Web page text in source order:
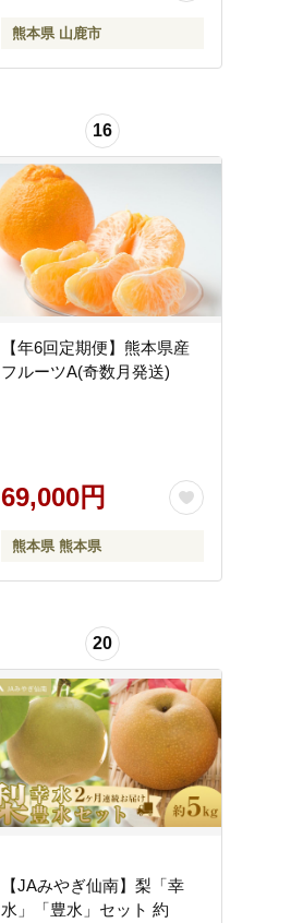
熊本県 山鹿市
16
【年6回定期便】熊本県産
フルーツA(奇数月発送)
69,000円
熊本県 熊本県
20
【JAみやぎ仙南】梨「幸
水」「豊水」セット 約